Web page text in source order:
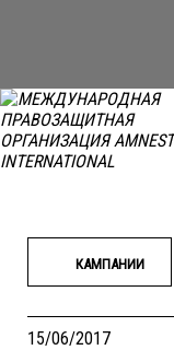
КАМПАНИИ
15/06/2017